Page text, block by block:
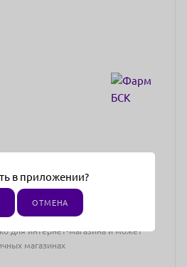
для интернет-магазина и может
магазинах
в приложении?
ОТМЕНА